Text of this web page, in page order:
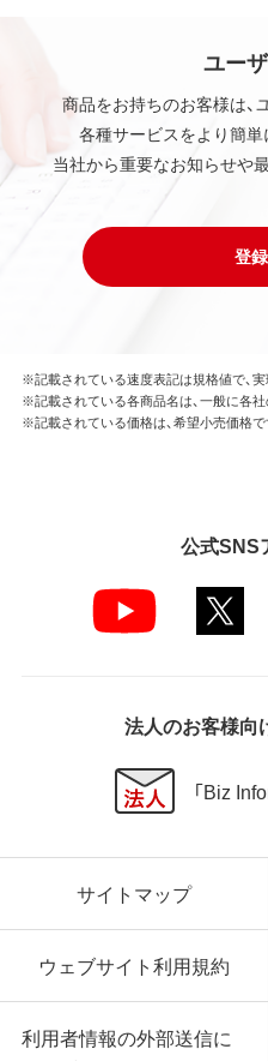
ユー
商品をお持ちのお客様は
各種サービスをより簡単
当社から重要なお知らせや
登
※記載されている速度表記は規格値で、
※記載されている各商品名は、一般に各社
※記載されている価格は、希望小売価格で
公式SNS
法人のお客様向
「Biz
サイトマップ
ウェブサイト利用規約
利用者情報の外部送信に